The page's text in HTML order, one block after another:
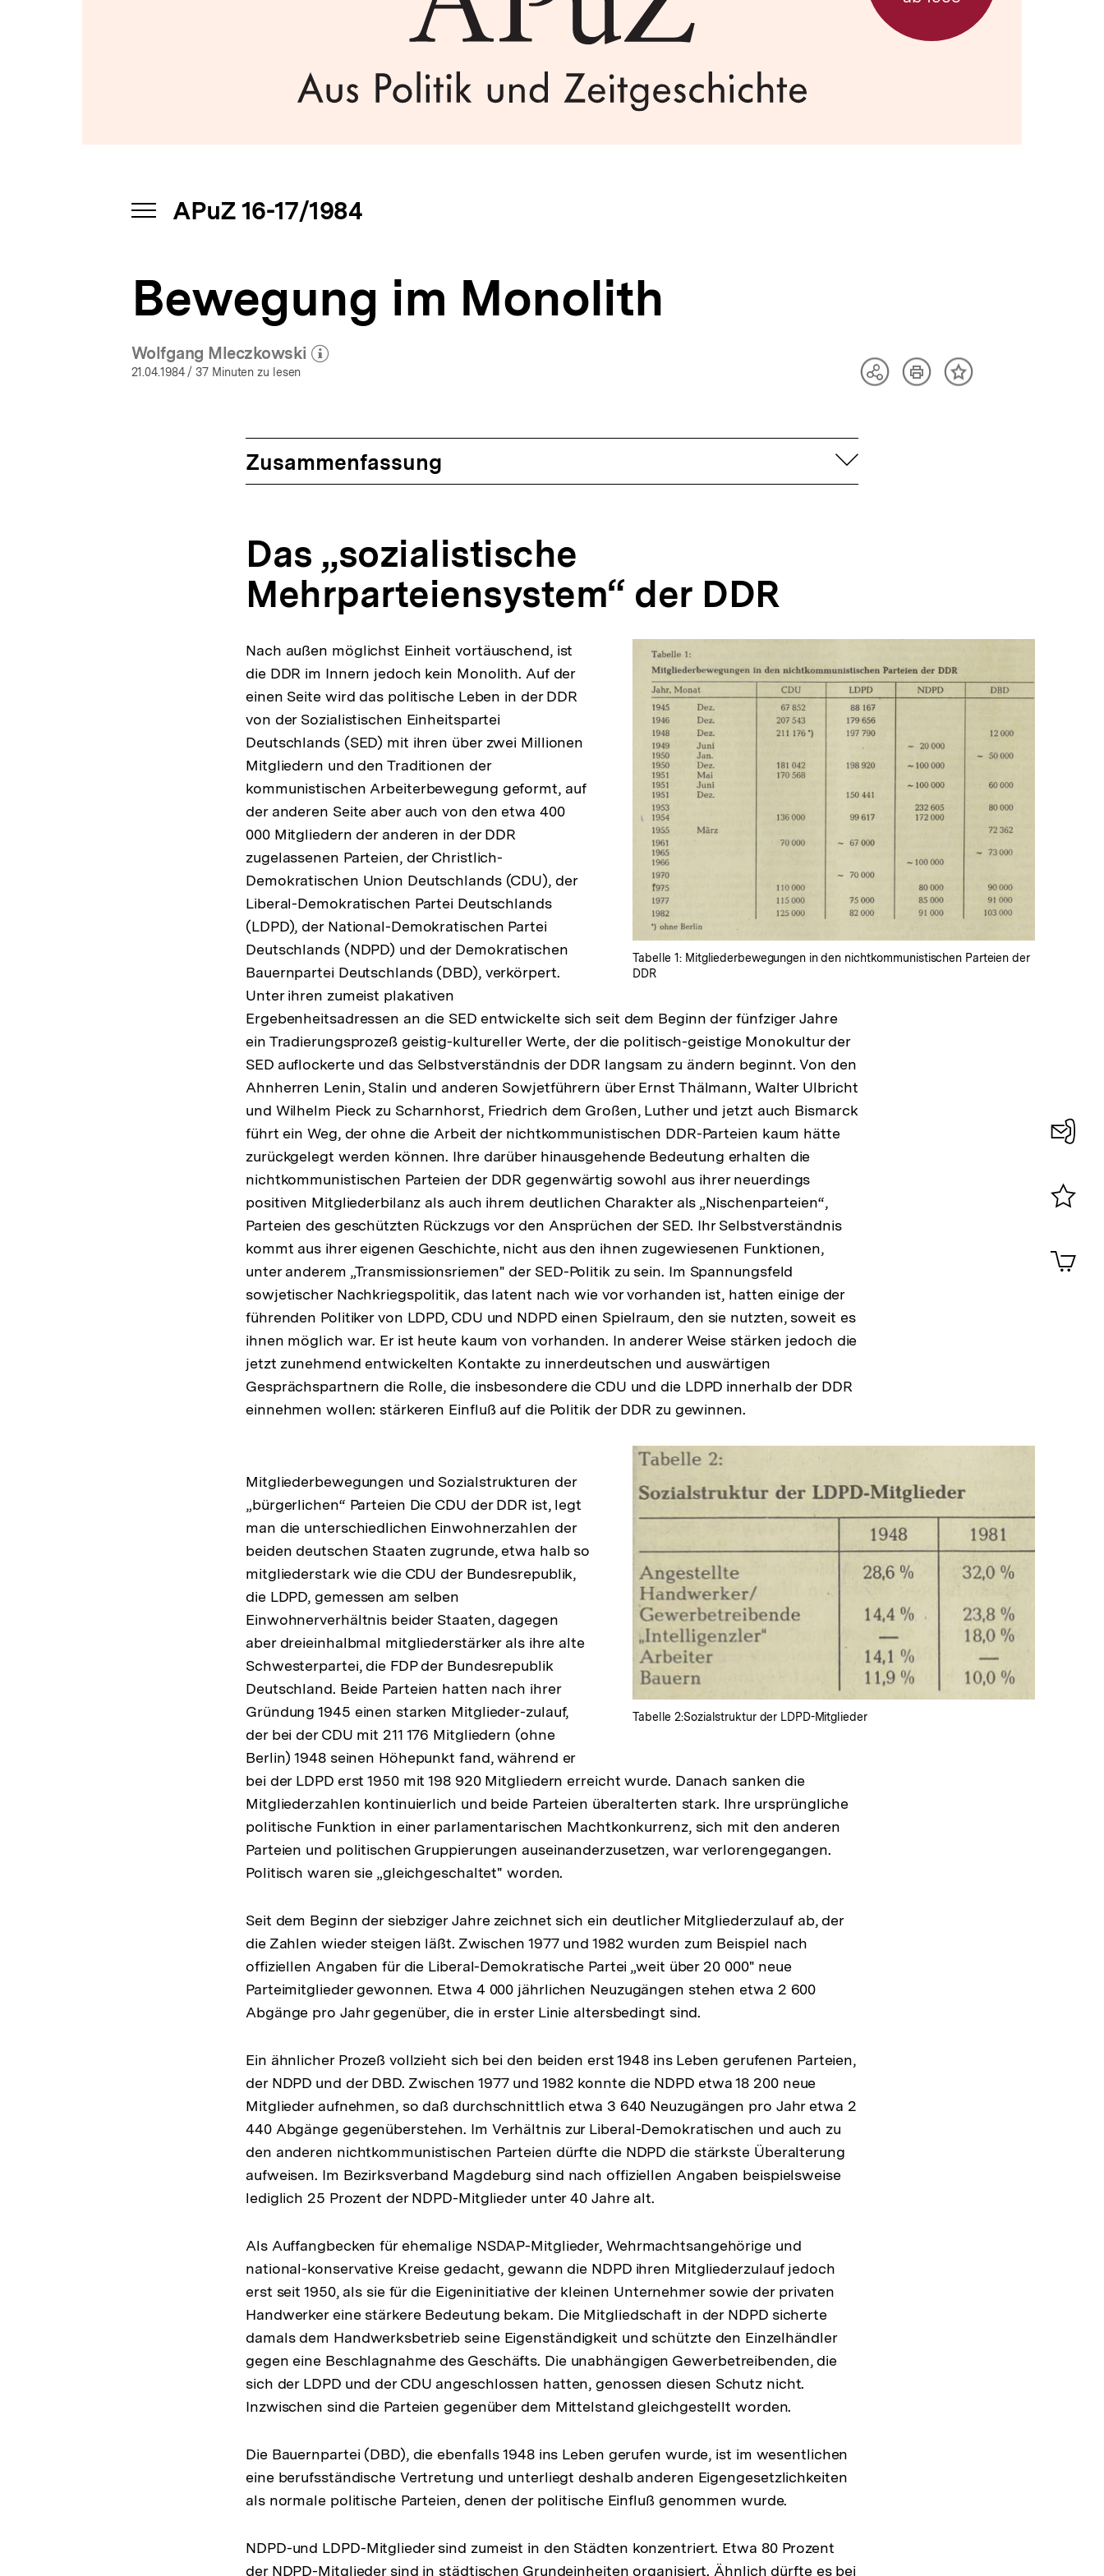
INHALTSNAVIGATION
APuZ 16-17/1984
Bewegung im Monolith
Wolfgang Mleczkowski
(Mehr zum Autor)
21.04.1984/ 37 Minuten zu lesen
TeilenArtikelInhalt
Zusammenfassung aufklappen
Das „sozialistische
Mehrparteiensystem“ der DDR
Lightbox
Tabelle 1: Mitgliederbewegungen in den nichtkommunistischen Parteien der
DDR
Nach außen möglichst Einheit vortäuschend, ist
die DDR im Innern jedoch kein Monolith. Auf der
einen Seite wird das politische Leben in der DDR
von der Sozialistischen Einheitspartei
Deutschlands (SED) mit ihren über zwei Millionen
Mitgliedern und den Traditionen der
kommunistischen Arbeiterbewegung geformt, auf
der anderen Seite aber auch von den etwa 400
000 Mitgliedern der anderen in der DDR
zugelassenen Parteien, der Christlich-
Demokratischen Union Deutschlands (CDU), der
Liberal-Demokratischen Partei Deutschlands
(LDPD), der National-Demokratischen Partei
Deutschlands (NDPD) und der Demokratischen
Bauernpartei Deutschlands (DBD), verkörpert.
Unter ihren zumeist plakativen
Ergebenheitsadressen an die SED entwickelte sich seit dem Beginn der fünfziger Jahre
ein Tradierungsprozeß geistig-kultureller Werte, der die politisch-geistige Monokultur der
SED auflockerte und das Selbstverständnis der DDR langsam zu ändern beginnt. Von den
Ahnherren Lenin, Stalin und anderen Sowjetführern über Ernst Thälmann, Walter Ulbricht
und Wilhelm Pieck zu Scharnhorst, Friedrich dem Großen, Luther und jetzt auch Bismarck
führt ein Weg, der ohne die Arbeit der nichtkommunistischen DDR-Parteien kaum hätte
zurückgelegt werden können. Ihre darüber hinausgehende Bedeutung erhalten die
nichtkommunistischen Parteien der DDR gegenwärtig sowohl aus ihrer neuerdings
positiven Mitgliederbilanz als auch ihrem deutlichen Charakter als „Nischenparteien“,
Parteien des geschützten Rückzugs vor den Ansprüchen der SED. Ihr Selbstverständnis
kommt aus ihrer eigenen Geschichte, nicht aus den ihnen zugewiesenen Funktionen,
unter anderem „Transmissionsriemen" der SED-Politik zu sein. Im Spannungsfeld
sowjetischer Nachkriegspolitik, das latent nach wie vor vorhanden ist, hatten einige der
führenden Politiker von LDPD, CDU und NDPD einen Spielraum, den sie nutzten, soweit es
ihnen möglich war. Er ist heute kaum von vorhanden. In anderer Weise stärken jedoch die
jetzt zunehmend entwickelten Kontakte zu innerdeutschen und auswärtigen
Gesprächspartnern die Rolle, die insbesondere die CDU und die LDPD innerhalb der DDR
einnehmen wollen: stärkeren Einfluß auf die Politik der DDR zu gewinnen.
öffnen
Tabelle 2:Sozialstruktur der LDPD-Mitglieder
Mitgliederbewegungen und Sozialstrukturen der
„bürgerlichen“ Parteien Die CDU der DDR ist, legt
man die unterschiedlichen Einwohnerzahlen der
beiden deutschen Staaten zugrunde, etwa halb so
mitgliederstark wie die CDU der Bundesrepublik,
die LDPD, gemessen am selben
Einwohnerverhältnis beider Staaten, dagegen
aber dreieinhalbmal mitgliederstärker als ihre alte
Schwesterpartei, die FDP der Bundesrepublik
Deutschland. Beide Parteien hatten nach ihrer
Gründung 1945 einen starken Mitglieder-zulauf,
der bei der CDU mit 211 176 Mitgliedern (ohne
Berlin) 1948 seinen Höhepunkt fand, während er
bei der LDPD erst 1950 mit 198 920 Mitgliedern erreicht wurde. Danach sanken die
Mitgliederzahlen kontinuierlich und beide Parteien überalterten stark. Ihre ursprüngliche
politische Funktion in einer parlamentarischen Machtkonkurrenz, sich mit den anderen
Parteien und politischen Gruppierungen auseinanderzusetzen, war verlorengegangen.
Politisch waren sie „gleichgeschaltet" worden.
Seit dem Beginn der siebziger Jahre zeichnet sich ein deutlicher Mitgliederzulauf ab, der
die Zahlen wieder steigen läßt. Zwischen 1977 und 1982 wurden zum Beispiel nach
offiziellen Angaben für die Liberal-Demokratische Partei „weit über 20 000" neue
Parteimitglieder gewonnen. Etwa 4 000 jährlichen Neuzugängen stehen etwa 2 600
Abgänge pro Jahr gegenüber, die in erster Linie altersbedingt sind.
Ein ähnlicher Prozeß vollzieht sich bei den beiden erst 1948 ins Leben gerufenen Parteien,
der NDPD und der DBD. Zwischen 1977 und 1982 konnte die NDPD etwa 18 200 neue
Mitglieder aufnehmen, so daß durchschnittlich etwa 3 640 Neuzugängen pro Jahr etwa 2
440 Abgänge gegenüberstehen. Im Verhältnis zur Liberal-Demokratischen und auch zu
den anderen nichtkommunistischen Parteien dürfte die NDPD die stärkste Überalterung
aufweisen. Im Bezirksverband Magdeburg sind nach offiziellen Angaben beispielsweise
lediglich 25 Prozent der NDPD-Mitglieder unter 40 Jahre alt.
Als Auffangbecken für ehemalige NSDAP-Mitglieder, Wehrmachtsangehörige und
national-konservative Kreise gedacht, gewann die NDPD ihren Mitgliederzulauf jedoch
erst seit 1950, als sie für die Eigeninitiative der kleinen Unternehmer sowie der privaten
Handwerker eine stärkere Bedeutung bekam. Die Mitgliedschaft in der NDPD sicherte
damals dem Handwerksbetrieb seine Eigenständigkeit und schützte den Einzelhändler
gegen eine Beschlagnahme des Geschäfts. Die unabhängigen Gewerbetreibenden, die
sich der LDPD und der CDU angeschlossen hatten, genossen diesen Schutz nicht.
Inzwischen sind die Parteien gegenüber dem Mittelstand gleichgestellt worden.
Die Bauernpartei (DBD), die ebenfalls 1948 ins Leben gerufen wurde, ist im wesentlichen
eine berufsständische Vertretung und unterliegt deshalb anderen Eigengesetzlichkeiten
als normale politische Parteien, denen der politische Einfluß genommen wurde.
NDPD-und LDPD-Mitglieder sind zumeist in den Städten konzentriert. Etwa 80 Prozent
der NDPD-Mitglieder sind in städtischen Grundeinheiten organisiert. Ähnlich dürfte es bei